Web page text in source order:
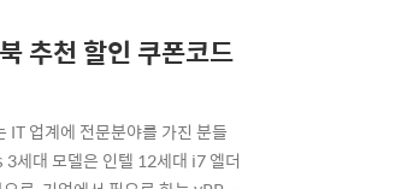
추천 할인 쿠폰코드
IT 업계에 전문분야를 가진 분들
세대 모델은 인텔 12세대 i7 엘더